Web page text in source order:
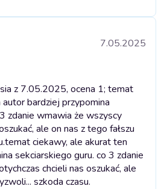
7.05.2025
z 7.05.2025, ocena 1; temat
bardziej przypomina
zdanie wmawia że wszyscy
ale on nas z tego fałszu
temat ciekawy, ale akurat ten
sekciarskiego guru. co 3 zdanie
chcieli nas oszukać, ale
szkoda czasu.